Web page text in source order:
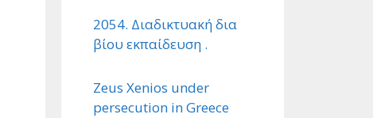
2054. Διαδικτυακή δια
βίου εκπαίδευση .
Zeus Xenios under
persecution in Greece